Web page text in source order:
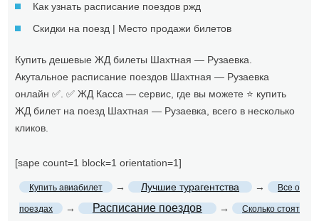
Как узнать расписание поездов ржд
Скидки на поезд | Место продажи билетов
Купить дешевые ЖД билеты Шахтная — Рузаевка.
Акутальное расписание поездов Шахтная — Рузаевка
онлайн ✅. ✅ ЖД Касса — сервис, где вы можете ⭐ купить
ЖД билет на поезд Шахтная — Рузаевка, всего в несколько
кликов.
[sape count=1 block=1 orientation=1]
Купить авиабилет → Лучшие турагентства → Все о
поездах → Расписание поездов → Сколько стоят